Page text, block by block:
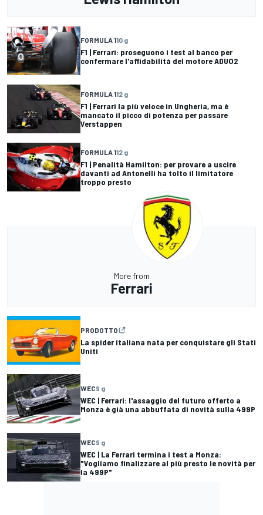
FORMULA 110 g
F1 | Ferrari: proseguono i test al banco per
confermare l'affidabilità del motore ADUO2
FORMULA 112 g
F1 | Ferrari la più veloce in Ungheria, ma è
mancato il picco di potenza per passare
Verstappen
FORMULA 112 g
F1 | Penalità Hamilton: per provare a uscire
davanti ad Antonelli ha tolto il limitatore
troppo presto
More from
Ferrari
PRODOTTO
La spider italiana nata per conquistare gli Stati
Uniti
WEC9 g
WEC | Ferrari: l'assaggio del futuro offerto a
Monza è già una abbuffata di novità sulla 499P
WEC9 g
WEC | La Ferrari termina i test a Monza:
"Vogliamo finalizzare al più presto le novità per
la 499P"